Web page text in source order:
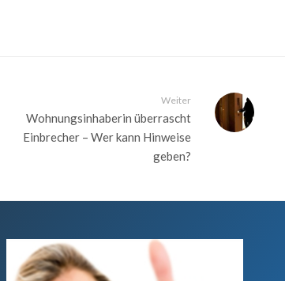
Weiter
Wohnungsinhaberin überrascht
Einbrecher – Wer kann Hinweise
geben?